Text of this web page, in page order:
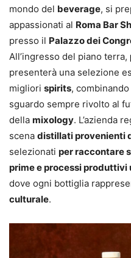
mondo del beverage, si
appassionati al Roma Bar
presso il Palazzo dei
All’ingresso del piano terra,
presenterà una selezione
migliori spirits, combinando
sguardo sempre rivolto al
della mixology. L’azienda
scena distillati provenienti
selezionati per raccontare
prime e processi produttivi
dove ogni bottiglia
culturale.